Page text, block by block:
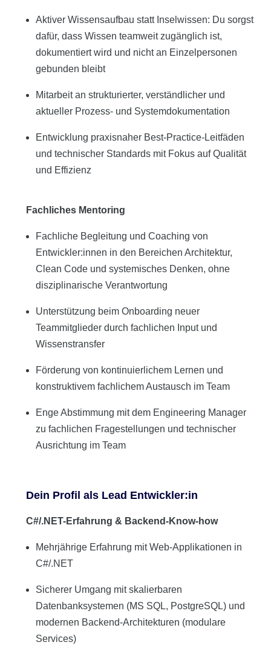
Aktiver Wissensaufbau statt Inselwissen: Du sorgst
dafür, dass Wissen teamweit zugänglich ist,
dokumentiert wird und nicht an Einzelpersonen
gebunden bleibt
Mitarbeit an strukturierter, verständlicher und
aktueller Prozess- und Systemdokumentation
Entwicklung praxisnaher Best-Practice-Leitfäden
und technischer Standards mit Fokus auf Qualität
und Effizienz
Fachliches Mentoring
Fachliche Begleitung und Coaching von
Entwickler:innen in den Bereichen Architektur,
Clean Code und systemisches Denken, ohne
disziplinarische Verantwortung
Unterstützung beim Onboarding neuer
Teammitglieder durch fachlichen Input und
Wissenstransfer
Förderung von kontinuierlichem Lernen und
konstruktivem fachlichem Austausch im Team
Enge Abstimmung mit dem Engineering Manager
zu fachlichen Fragestellungen und technischer
Ausrichtung im Team
Dein Profil als Lead Entwickler:in
C#/.NET-Erfahrung & Backend-Know-how
Mehrjährige Erfahrung mit Web-Applikationen in
C#/.NET
Sicherer Umgang mit skalierbaren
Datenbanksystemen (MS SQL, PostgreSQL) und
modernen Backend-Architekturen (modulare
Services)